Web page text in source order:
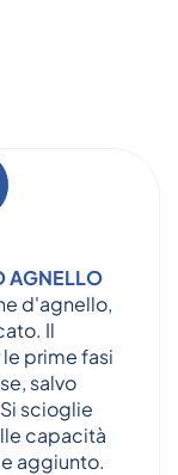
AGNELLO
d'agnello,
Il
prime fasi
salvo
scioglie
capacità
aggiunto.